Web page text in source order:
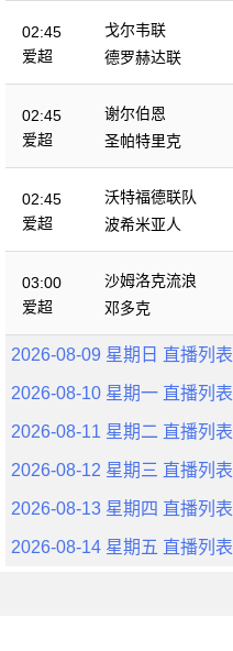
02:45
爱超
戈尔韦联
德罗赫达联
02:45
爱超
谢尔伯恩
圣帕特里克
02:45
爱超
沃特福德联队
波希米亚人
03:00
爱超
沙姆洛克流浪
邓多克
2026-08-09 星期日 直播列表
2026-08-10 星期一 直播列表
2026-08-11 星期二 直播列表
2026-08-12 星期三 直播列表
2026-08-13 星期四 直播列表
2026-08-14 星期五 直播列表